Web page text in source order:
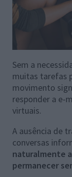
Sem a
muitas tarefas
movimento
responder a e-
virtuais.
A ausência de
conversas
naturalmente
permanecer